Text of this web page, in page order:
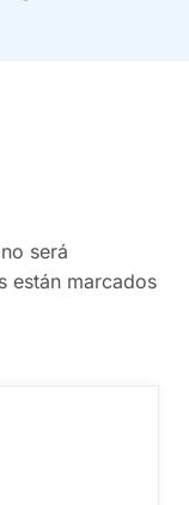
será
están marcados